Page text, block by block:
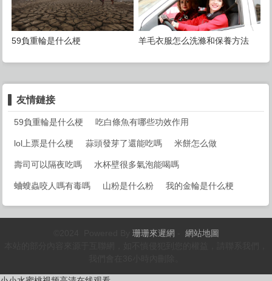
59負重輪是什么梗 羊毛衣服怎么洗滌和保養方法
友情鏈接
59負重輪是什么梗 吃白條魚有哪些功效作用
lol上票是什么梗 蒜頭發芽了還能吃嗎 米餅怎么做
壽司可以隔夜吃嗎 水杯壁很多氣泡能喝嗎
蛐螋蟲咬人嗎有毒嗎 山粉是什么粉 我的金輪是什么梗
珊珊來遲網
網站地圖